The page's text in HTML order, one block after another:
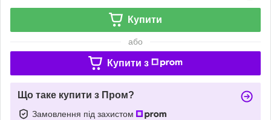
Купити
або
Купити з
Що таке купити з Пром?
Замовлення під захистом